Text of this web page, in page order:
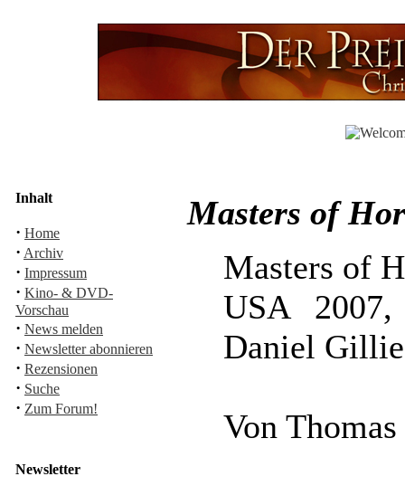
Inhalt
· Home
· Archiv
· Impressum
· Kino- & DVD-
Vorschau
· News melden
· Newsletter abonnieren
· Rezensionen
· Suche
· Zum Forum!
Newsletter
Masters of
Masters of
USA
Daniel
Von